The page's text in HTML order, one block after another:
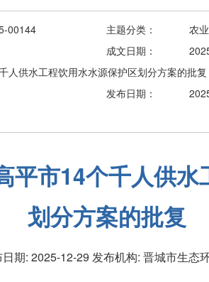
00144 主题分类：
农
成文日期：
人供水工程饮用水水源保护区划分方案的批复
发布日期：
平市14个千人供
划分方案的批复
期: 2025-12-29 发布机构: 晋城市生态